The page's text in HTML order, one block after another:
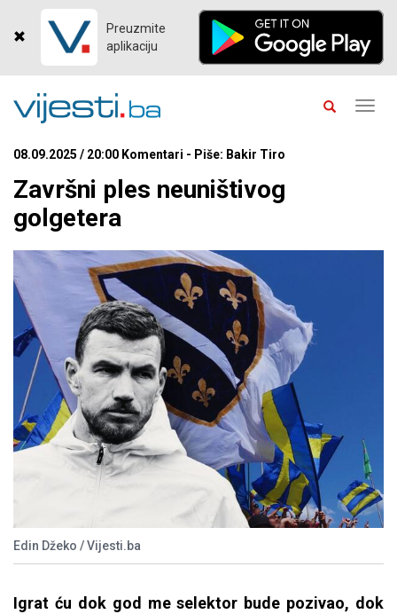
Preuzmite
aplikaciju
08.09.2025 / 20:00 Komentari - Piše: Bakir Tiro
Završni ples neuništivog
golgetera
Edin Džeko / Vijesti.ba
Igrat ću dok god me selektor bude pozivao, dok